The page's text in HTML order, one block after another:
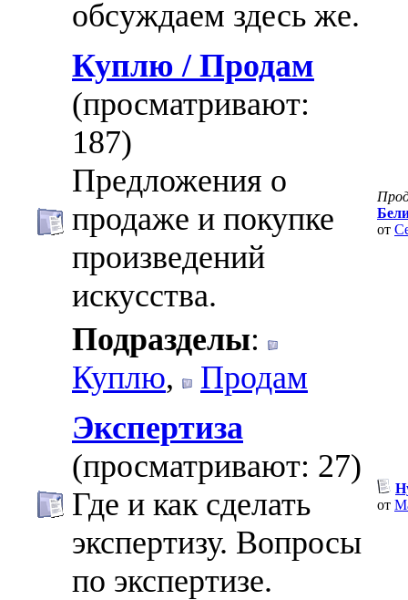
обсуждаем здесь же.
Куплю / Продам
(просматривают:
187)
Предложения о
продаже и покупке
произведений
искусства.
Подразделы:
Куплю, Продам
от
Экспертиза
(просматривают: 27)
Где и как сделать
экспертизу. Вопросы
по экспертизе.
от